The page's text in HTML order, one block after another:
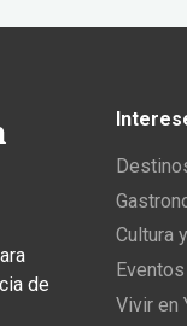
de
Cultura
Vivir en